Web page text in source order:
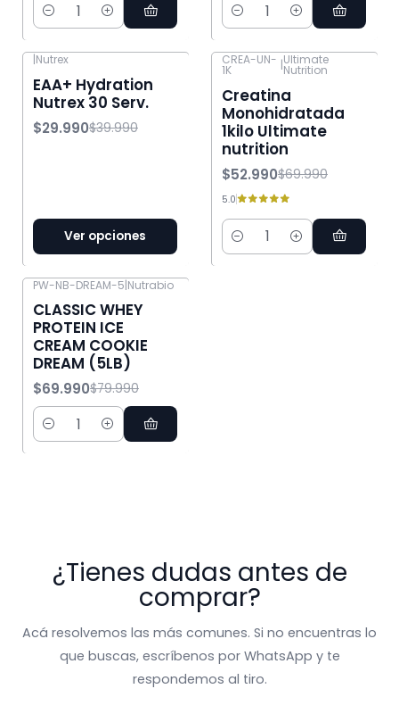
Cantidad Cantidad
|Nutrex
EAA+ Hydration
Nutrex 30 Serv.
$29.990$39.990
Ver opciones
-24% OFF
CREA-UN-
1K |Ultimate
Nutrition
Creatina
Monohidratada
1kilo Ultimate
nutrition
$52.990$69.990
5.0
Cantidad
PW-NB-DREAM-5|Nutrabio
CLASSIC WHEY
PROTEIN ICE
CREAM COOKIE
DREAM (5LB)
$69.990$79.990
Cantidad
¿Tienes dudas antes de
comprar?
Acá resolvemos las más comunes. Si no encuentras lo
que buscas, escríbenos por WhatsApp y te
respondemos al tiro.